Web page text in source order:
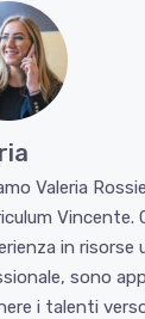
Valeria
Vincente.
in risorse
sono
i talenti